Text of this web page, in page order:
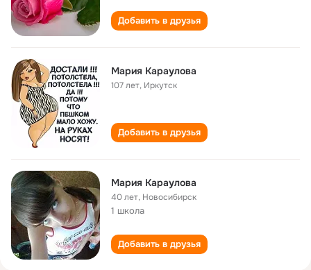
Добавить в друзья
Мария Караулова
107 лет, Иркутск
Добавить в друзья
Мария Караулова
40 лет, Новосибирск
1 школа
Добавить в друзья